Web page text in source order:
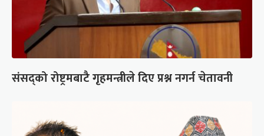
संसद्को रोष्ट्रमबाटै गृहमन्त्रीले दिए प्रश्न नगर्न चेतावनी